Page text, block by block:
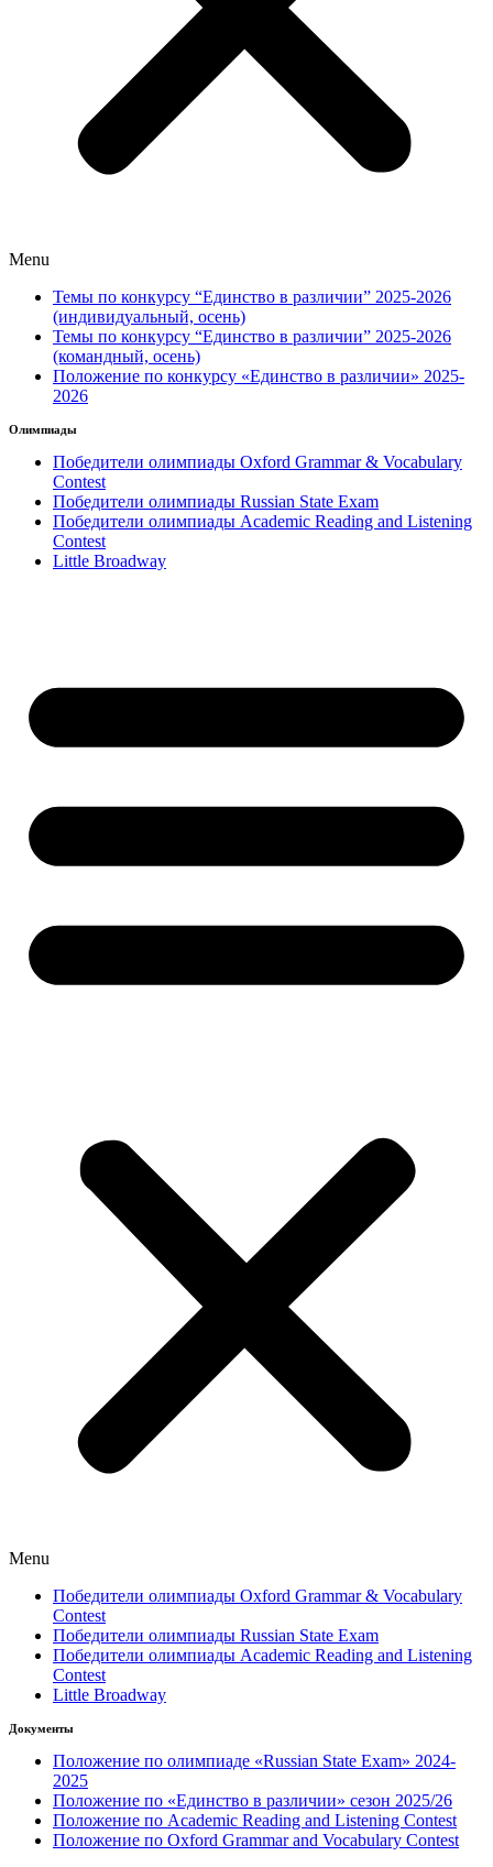
Menu
Темы по конкурсу “Единство в различии” 2025-2026
(индивидуальный, осень)
Темы по конкурсу “Единство в различии” 2025-2026
(командный, осень)
Положение по конкурсу «Единство в различии» 2025-
2026
Олимпиады
Победители олимпиады Oxford Grammar & Vocabulary
Contest
Победители олимпиады Russian State Exam
Победители олимпиады Academic Reading and Listening
Contest
Little Broadway
Menu
Победители олимпиады Oxford Grammar & Vocabulary
Contest
Победители олимпиады Russian State Exam
Победители олимпиады Academic Reading and Listening
Contest
Little Broadway
Документы
Положение по олимпиаде «Russian State Exam» 2024-
2025
Положение по «Единство в различии» сезон 2025/26
Положение по Academic Reading and Listening Contest
Положение по Oxford Grammar and Vocabulary Contest